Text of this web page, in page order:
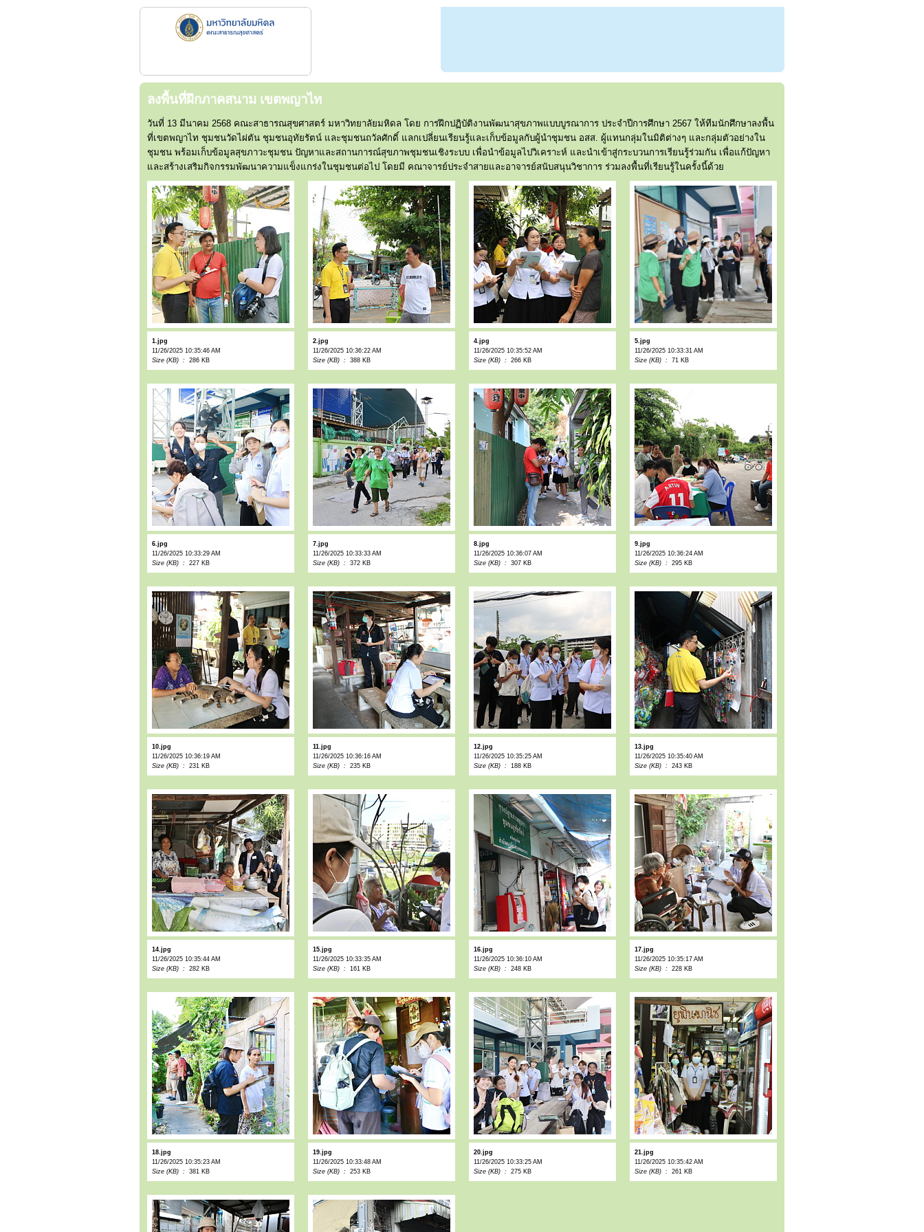
ลงพื้นที่ฝึกภาคสนาม เขตพญาไท
วันที่ 13 มีนาคม 2568 คณะสาธารณสุขศาสตร์ มหาวิทยาลัยมหิดล โดย การฝึกปฏิบัติงานพัฒนาสุขภาพแบบบูรณาการ ประจำปีการศึกษา 2567 ให้ทีมนักศึกษาลงพื้น
ที่เขตพญาไท ชุมชนวัดไผ่ตัน ชุมชนอุทัยรัตน์ และชุมชนถวัลศักดิ์ แลกเปลี่ยนเรียนรู้และเก็บข้อมูลกับผู้นำชุมชน อสส. ผู้แทนกลุ่มในมิติต่างๆ และกลุ่มตัวอย่างใน
ชุมชน พร้อมเก็บข้อมูลสุขภาวะชุมชน ปัญหาและสถานการณ์สุขภาพชุมชนเชิงระบบ เพื่อนำข้อมูลไปวิเคราะห์ และนำเข้าสู่กระบวนการเรียนรู้ร่วมกัน เพื่อแก้ปัญหา
และสร้างเสริมกิจกรรมพัฒนาความแข็งแกร่งในชุมชนต่อไป โดยมี คณาจารย์ประจำสายและอาจารย์สนับสนุนวิชาการ ร่วมลงพื้นที่เรียนรู้ในครั้งนี้ด้วย
1.jpg
11/26/2025 10:35:46 AM
Size (KB) : 286 KB
2.jpg
11/26/2025 10:36:22 AM
Size (KB) : 388 KB
4.jpg
11/26/2025 10:35:52 AM
Size (KB) : 266 KB
5.jpg
11/26/2025 10:33:31 AM
Size (KB) : 71 KB
6.jpg
11/26/2025 10:33:29 AM
Size (KB) : 227 KB
7.jpg
11/26/2025 10:33:33 AM
Size (KB) : 372 KB
8.jpg
11/26/2025 10:36:07 AM
Size (KB) : 307 KB
9.jpg
11/26/2025 10:36:24 AM
Size (KB) : 295 KB
10.jpg
11/26/2025 10:36:19 AM
Size (KB) : 231 KB
11.jpg
11/26/2025 10:36:16 AM
Size (KB) : 235 KB
12.jpg
11/26/2025 10:35:25 AM
Size (KB) : 188 KB
13.jpg
11/26/2025 10:35:40 AM
Size (KB) : 243 KB
14.jpg
11/26/2025 10:35:44 AM
Size (KB) : 282 KB
15.jpg
11/26/2025 10:33:35 AM
Size (KB) : 161 KB
16.jpg
11/26/2025 10:36:10 AM
Size (KB) : 248 KB
17.jpg
11/26/2025 10:35:17 AM
Size (KB) : 228 KB
18.jpg
11/26/2025 10:35:23 AM
Size (KB) : 381 KB
19.jpg
11/26/2025 10:33:48 AM
Size (KB) : 253 KB
20.jpg
11/26/2025 10:33:25 AM
Size (KB) : 275 KB
21.jpg
11/26/2025 10:35:42 AM
Size (KB) : 261 KB